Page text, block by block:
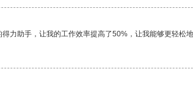
力助手，让我的工作效率提高了50%，让我能够更轻松地